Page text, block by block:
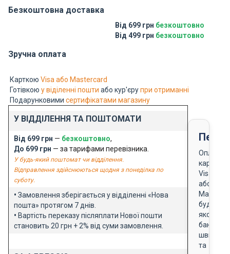
Безкоштовна доставка
Від 699 грн безкоштовно
Від 499 грн безкоштовно
Зручна оплата
Карткою Visa або Mastercard
Готівкою у віділенні пошти або кур'єрупри отриманні
Подарунковими сертифікатами магазину
У ВІДДІЛЕННЯ ТА ПОШТОМАТИ
Від 699 грн — безкоштовно,
До 699 грн — за тарифами перевізника.
У будь-який поштомат чи відділення.
Відправлення здійснюються щодня з понеділка по
суботу.
• Замовлення зберігається у відділенні «Нова
пошта» протягом 7 днів.
• Вартість переказу післяплати Нової пошти
становить 20 грн + 2% від суми замовлення.
Оплата
карткою
Visa
або
будь-
якого
банку
швидко
та